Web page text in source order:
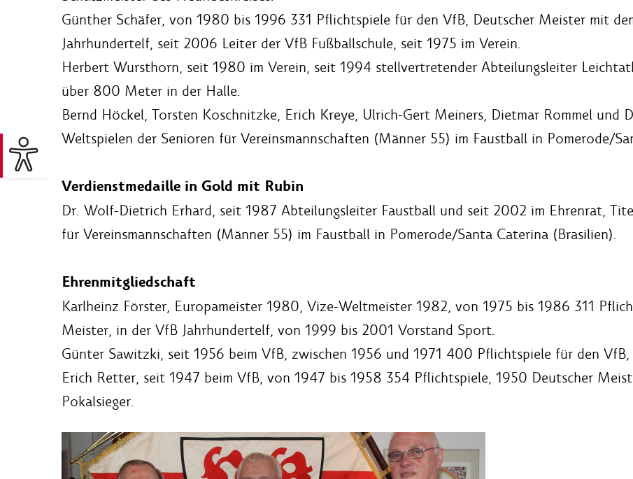
Günther Schäfer, von 1980 bis 1996 331 Pflichtspiele für den VfB, Deutscher Meister mit
Jahrhundertelf, seit 2006 Leiter der VfB Fußballschule, seit 1975 im Verein.
Herbert Wursthorn, seit 1980 im Verein, seit 1994 stellvertretender Abteilungsleiter
über 800 Meter in der Halle.
Bernd Höckel, Torsten Koschnitzke, Erich Kreye, Ulrich-Gert Meiners, Dietmar Rommel
Weltspielen der Senioren für Vereinsmannschaften (Männer 55) im Faustball in Pomerode/
Verdienstmedaille in Gold mit Rubin
Dr. Wolf-Dietrich Erhard, seit 1987 Abteilungsleiter Faustball und seit 2002 im Ehrenrat,
für Vereinsmannschaften (Männer 55) im Faustball in Pomerode/Santa Caterina (Brasilien).
Ehrenmitgliedschaft
Karlheinz Förster, Europameister 1980, Vize-Weltmeister 1982, von 1975 bis 1986 311
Meister, in der VfB Jahrhundertelf, von 1999 bis 2001 Vorstand Sport.
Günter Sawitzki, seit 1956 beim VfB, zwischen 1956 und 1971 400 Pflichtspiele für den VfB,
Erich Retter, seit 1947 beim VfB, von 1947 bis 1958 354 Pflichtspiele, 1950 Deutscher
Pokalsieger.